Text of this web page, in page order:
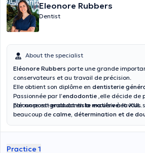
Eleonore Rubbers
Dentist
About the specialist
Eléonore Rubbers porte une grande
conservateurs et au travail de précision.
Elle obtient son diplôme en dentisterie
Passionnée par l’endodontie ,elle décide de
par unpost-graduat en la matière à la KUL.
Eléonore estendodontiste exculsiveet vous
beaucoup de calme, détermination et de
Practice 1